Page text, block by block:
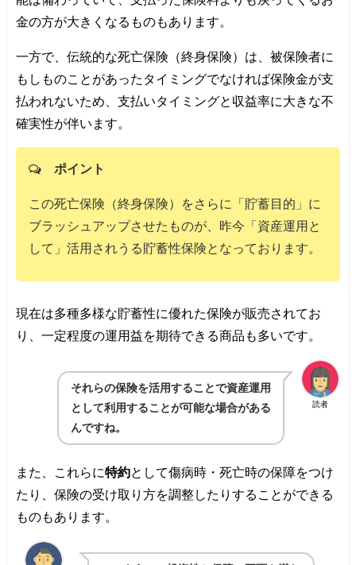
金の方が大きくなるものもあります。
一方で、伝統的な死亡保険（終身保険）は、被保険者に
もしものことがあったタイミングでなければ保険金が支
払われないため、支払いタイミングと収益率に大きな不
確実性が伴います。
ポイント
この死亡保険（終身保険）をさらに「貯蓄目的」に
ブラッシュアップさせたものが、昨今「資産運用と
して」活用されうる貯蓄性保険となっております。
現在は多種多様な貯蓄性に優れた保険が販売されてお
り、一定程度の運用益を期待できる商品も多いです。
読者
それらの保険を活用することで資産運用
として利用することが可能な場合がある
んですね。
また、これらに特約として傷病時・死亡時の保障をつけ
たり、保険の受け取り方を調整したりすることができる
ものもあります。